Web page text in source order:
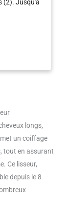
(2). Jusqu'à
contre la
cheveux
Doté
larges et à
Des
qu'un
arrondies
souples.
plus
des
sans
de vos
pour les
longs,
un coiffage
tout en assurant
Ce lisseur,
depuis le 8